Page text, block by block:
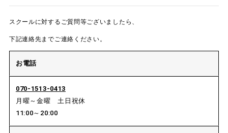
スクールに対するご質問等ございましたら、
下記連絡先までご連絡ください。
お電話
070-1513-0413
月曜～金曜 土日祝休
11:00～20:00